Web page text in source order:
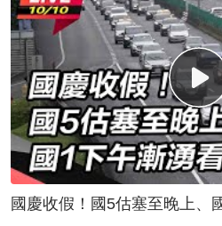
國慶收假！國5估塞至晚上、